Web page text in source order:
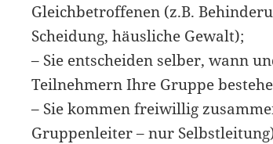
Gleichbetroffenen (z.B.
Scheidung, häusliche Gewalt);
– Sie entscheiden selber, wann
Teilnehmern Ihre Gruppe
– Sie kommen freiwillig
Gruppenleiter – nur